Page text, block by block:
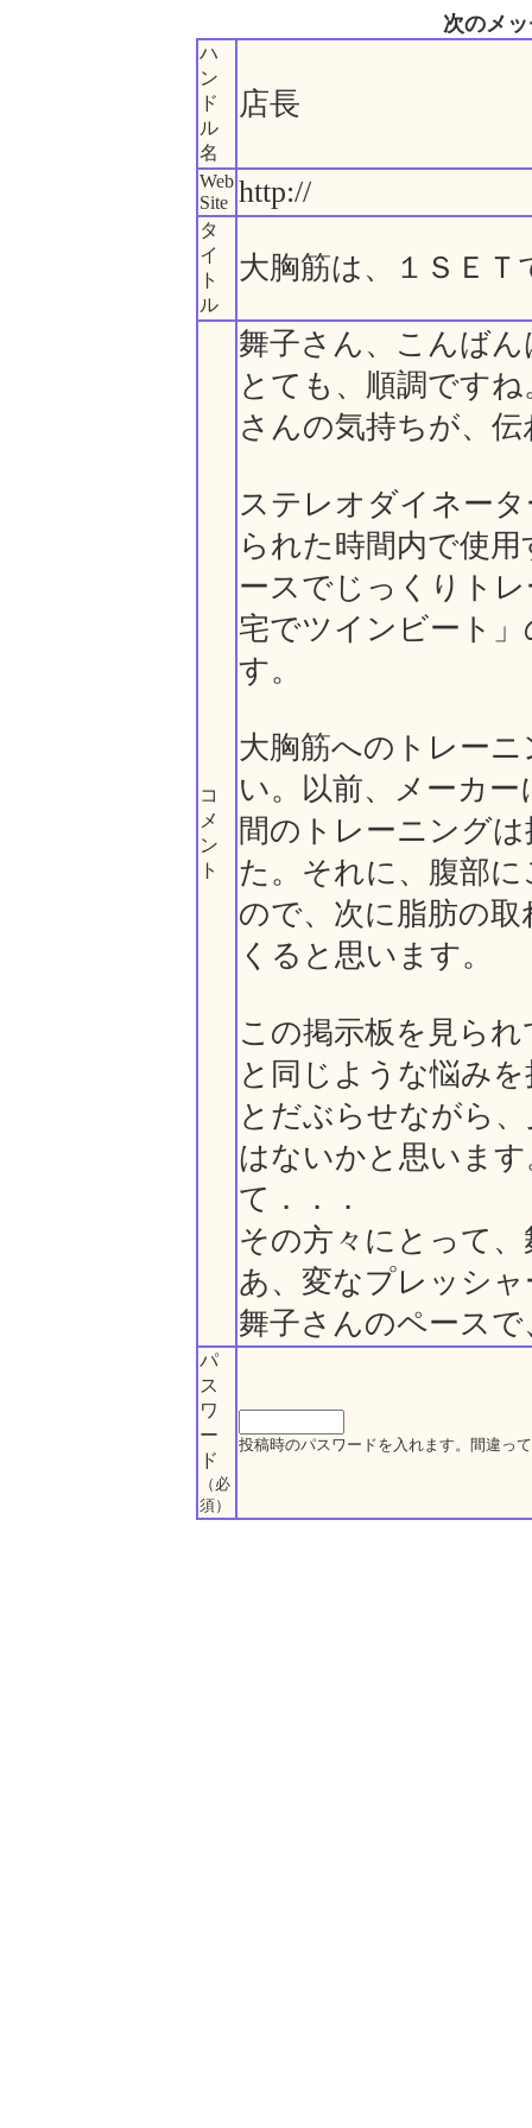
次のメ
ハ
ン
ド
ル
名
店長
Web
Site http://
タ
イ
ト
ル
大胸筋は、１ＳＥ
コ
メ
ン
ト
舞子さん、こんばん
とても、順調です
さんの気持ちが、
ステレオダイネー
られた時間内で使
ースでじっくりト
宅でツインビート
す。
大胸筋へのトレー
い。以前、メーカ
間のトレーニング
た。それに、腹部
ので、次に脂肪の
くると思います。
この掲示板を見ら
と同じような悩み
とだぶらせながら
はないかと思いま
て．．．
その方々にとって
あ、変なプレッシ
舞子さんのペース
パ
ス
ワ
ー
ド
（必
須）
投稿時のパスワードを入れます。間違っ